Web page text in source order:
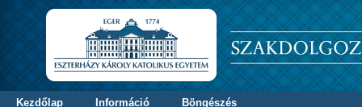
Kezdőlap Információ
Böngészés